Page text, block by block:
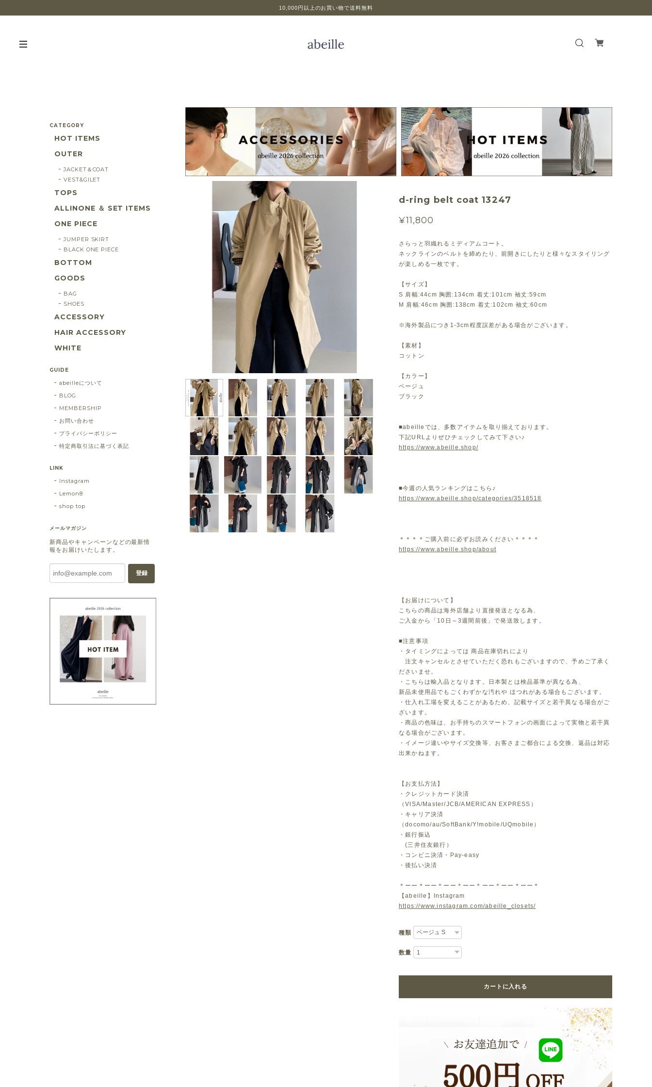
10,000円以上のお買い物で送料無料
d-ring belt coat 13247
¥11,800
さらっと羽織れるミディアムコート。
ネックラインのベルトを締めたり、前開きにしたりと様々なスタイリング
が楽しめる一枚です。
【サイズ】
S 肩幅:44cm 胸囲:134cm 着丈:101cm 袖丈:59cm
M 肩幅:46cm 胸囲:138cm 着丈:102cm 袖丈:60cm
※海外製品につき1-3cm程度誤差がある場合がございます。
【素材】
コットン
【カラー】
ベージュ
ブラック
■abeilleでは、多数アイテムを取り揃えております。
下記URLよりぜひチェックしてみて下さい♪
https://www.abeille.shop/
■今週の人気ランキングはこちら♪
https://www.abeille.shop/categories/3518518
＊＊＊＊ご購入前に必ずお読みください＊＊＊＊
https://www.abeille.shop/about
【お届けについて】
こちらの商品は海外店舗より直接発送となる為、
ご入金から「10日～3週間前後」で発送致します。
■注意事項
・タイミングによっては 商品在庫切れにより
注文キャンセルとさせていただく恐れもございますので、予めご了承く
ださいませ。
・こちらは輸入品となります。日本製とは検品基準が異なる為、
新品未使用品でもごくわずかな汚れや ほつれがある場合もございます。
・仕入れ工場を変えることがあるため、記載サイズと若干異なる場合がご
ざいます。
・商品の色味は、お手持ちのスマートフォンの画面によって実物と若干異
なる場合がございます。
・イメージ違いやサイズ交換等、お客さまご都合による交換、返品は対応
出来かねます。
【お支払方法】
・クレジットカード決済
（VISA/Master/JCB/AMERICAN EXPRESS）
・キャリア決済
（docomo/au/SoftBank/Y!mobile/UQmobile）
・銀行振込
(三井住友銀行）
・コンビニ決済・Pay-easy
・後払い決済
＊ーー＊ーー＊ーー＊ーー＊ーー＊ーー＊ーー＊
【abeille】Instagram
https://www.instagram.com/abeille_closets/
種類
数量
カートに入れる
CATEGORY
HOT ITEMS
OUTER
JACKET＆COAT
VEST&GILET
TOPS
ALLINONE ＆ SET ITEMS
ONE PIECE
JUMPER SKIRT
BLACK ONE PIECE
BOTTOM
GOODS
BAG
SHOES
ACCESSORY
HAIR ACCESSORY
WHITE
GUIDE
abeilleについて
BLOG
MEMBERSHIP
お問い合わせ
プライバシーポリシー
特定商取引法に基づく表記
LINK
Instagram
Lemon8
shop top
メールマガジン
新商品やキャンペーンなどの最新情
報をお届けいたします。
登録